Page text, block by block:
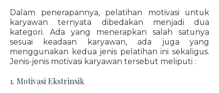
Dalam penerapannya, pelatihan motivasi untuk
karyawan ternyata dibedakan menjadi dua
kategori. Ada yang menerapkan salah satunya
sesuai keadaan karyawan, ada juga yang
menggunakan kedua jenis pelatihan ini sekaligus.
Jenis-jenis motivasi karyawan tersebut meliputi :
1. Motivasi Ekstrinsik